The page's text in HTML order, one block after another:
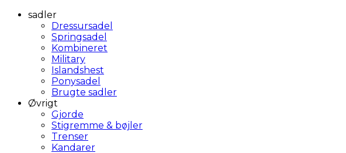
sadler
Dressursadel
Springsadel
Kombineret
Military
Islandshest
Ponysadel
Brugte sadler
Øvrigt
Gjorde
Stigremme & bøjler
Trenser
Kandarer